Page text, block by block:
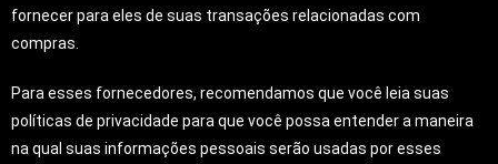
fornecer para eles de suas transações relacionadas com
compras.
Para esses fornecedores, recomendamos que você leia suas
políticas de privacidade para que você possa entender a maneira
na qual suas informações pessoais serão usadas por esses